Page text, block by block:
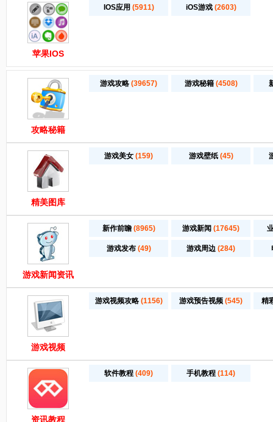
苹果IOS
IOS应用 (5911) iOS游戏 (2603)
攻略秘籍
游戏攻略 (39657) 游戏秘籍 (4508)
精美图库
游戏美女 (159) 游戏壁纸 (45)
游戏新闻资讯
新作前瞻 (8965) 游戏新闻 (17645)
游戏发布 (49) 游戏周边 (284)
游戏视频
游戏视频攻略 (1156) 游戏预告视频 (545) 精
资讯教程
软件教程 (409) 手机教程 (114)